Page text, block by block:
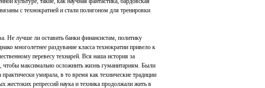
с технократией и стали полигоном для тренировки
Не лучше ли оставить банки финансистам, политику
многолетнее раздувание класса технократии привело к
перевесу технарей. Вся наша история за
чтобы максимально осложнить жизнь гуманитариям. Были
умирала, в то время как технические традиции
жестоких репрессий наука и техника продолжали жить в